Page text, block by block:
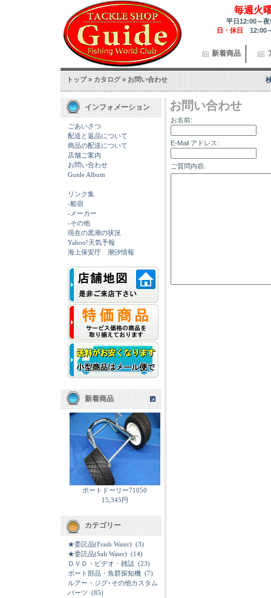
毎週火
平日12:00～
日・休日 12:00
新着商品
トップ»カタログ»お問い合わせ
インフォメーション
ごあいさつ
配送と返品について
商品の配送について
店舗ご案内
お問い合わせ
Guide Album
リンク集
-船宿
-メーカー
-その他
現在の黒潮の状況
Yahoo!天気予報
海上保安庁 潮汐情報
新着商品
ボートドーリー71050
15,345円
カテゴリー
★委託品(Frash Water) (3)
★委託品(Salt Water) (14)
ＤＶＤ・ビデオ・雑誌 (23)
ボート部品・魚群探知機 (7)
ルアー・ジグ･その他カスタム
パーツ (85)
お問い合わせ
お名前:
E-Mail アドレス:
ご質問内容: